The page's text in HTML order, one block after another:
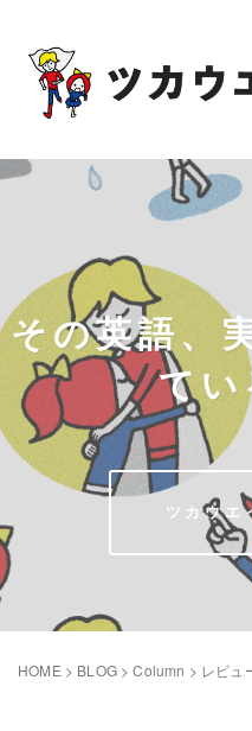
その英語、
て
ツカウエ
HOME > BLOG>Column > レビュ